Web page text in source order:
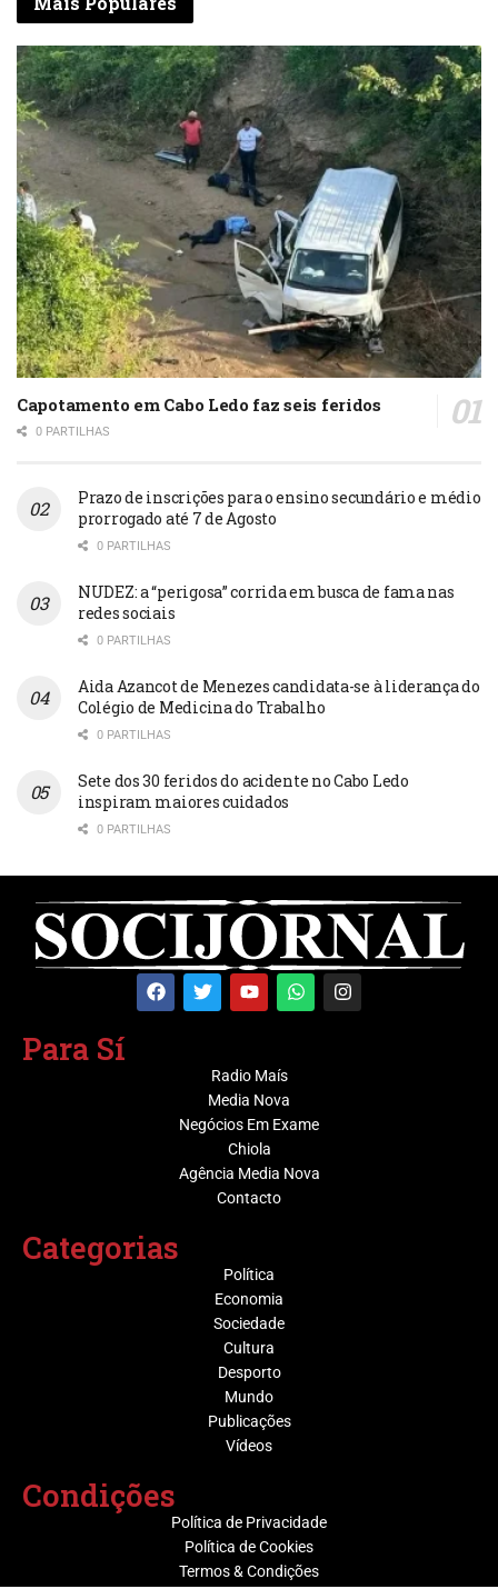
Capotamento em Cabo Ledo faz seis feridos
0 PARTILHAS
Prazo de inscrições para o ensino secundário e médio
prorrogado até 7 de Agosto
0 PARTILHAS
NUDEZ: a “perigosa” corrida em busca de fama nas
redes sociais
0 PARTILHAS
Aida Azancot de Menezes candidata-se à liderança do
Colégio de Medicina do Trabalho
0 PARTILHAS
Sete dos 30 feridos do acidente no Cabo Ledo
inspiram maiores cuidados
0 PARTILHAS
Para Sí
Radio Maís
Media Nova
Negócios Em Exame
Chiola
Agência Media Nova
Contacto
Categorias
Política
Economia
Sociedade
Cultura
Desporto
Mundo
Publicações
Vídeos
Condições
Política de Privacidade
Política de Cookies
Termos & Condições